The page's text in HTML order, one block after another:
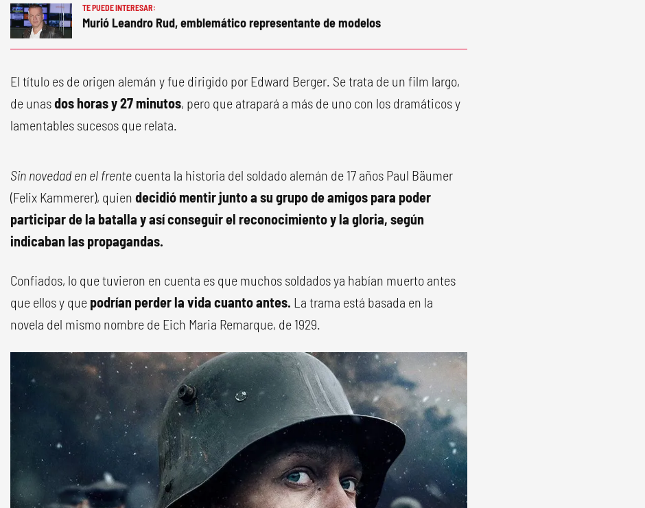
TE PUEDE INTERESAR:
Murió Leandro Rud, emblemático representante de modelos
El título es de origen alemán y fue dirigido por Edward Berger. Se trata de un film largo,
de unasdos horas y 27 minutos, pero que atrapará a más de uno con los dramáticos y
lamentables sucesos que relata.
Sin novedad en el frente cuenta la historia del soldado alemán de 17 años Paul Bäumer
(Felix Kammerer), quien decidió mentir junto a su grupo de amigos para poder
participar de la batalla y así conseguir el reconocimiento y la gloria, según
indicaban las propagandas.
Confiados, lo que tuvieron en cuenta es que muchos soldados ya habían muerto antes
que ellos y que podrían perder la vida cuanto antes. La trama está basada en la
novela del mismo nombre de Eich Maria Remarque, de 1929.